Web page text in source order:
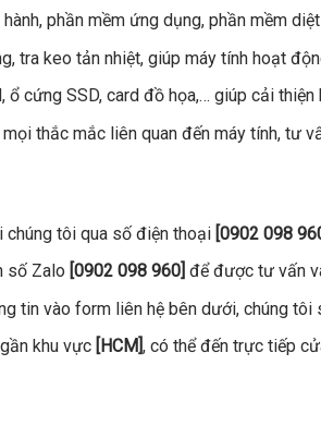
phần mềm ứng dụng, phần mềm
tra keo tản nhiệt, giúp máy tính hoạt
ổ cứng SSD, card đồ họa,… giúp cải
thắc mắc liên quan đến máy tính, tư
tôi qua số điện thoại [0902 098
số Zalo [0902 098 960] để được tư vấn
tin vào form liên hệ bên dưới, chúng tôi
khu vực [HCM] , có thể đến trực tiếp